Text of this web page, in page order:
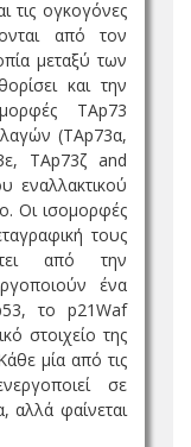
τις ογκογόνες
από τον
μεταξύ των
και την
ΤΑp73
(TAp73α,
TAp73ζ and
εναλλακτικού
Οι ισομορφές
τους
από την
ένα
το p21Waf
στοιχείο της
μία από τις
σε
αλλά φαίνεται